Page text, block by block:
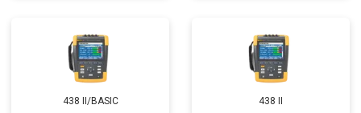
438 II/BASIC 438 II